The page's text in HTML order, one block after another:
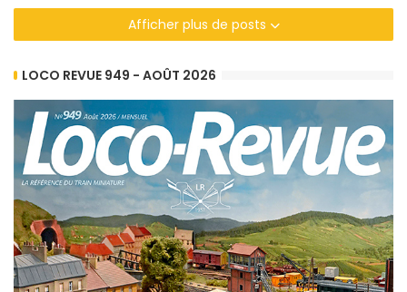
Afficher plus de posts
LOCO REVUE 949 - AOÛT 2026